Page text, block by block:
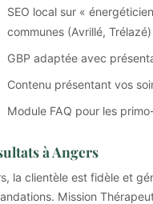
SEO local sur «
communes (Avrillé, Trélazé)
GBP adaptée avec
Contenu présentant vos
Module FAQ pour les
à Angers
la clientèle est fidèle et
Mission